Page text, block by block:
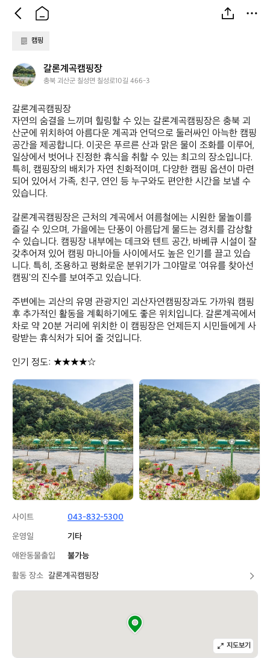
캠핑
갈
론
곡
캠
핑
장
갈론계곡캠핑장
충북 괴산군 칠성면 칠성로10길 466-3
갈론계곡캠핑장
자연의 숨결을 느끼며 힐링할 수 있는 갈론계곡캠핑장은 충북 괴
산군에 위치하여 아름다운 계곡과 언덕으로 둘러싸인 아늑한 캠핑
공간을 제공합니다. 이곳은 푸르른 산과 맑은 물이 조화를 이루어,
일상에서 벗어나 진정한 휴식을 취할 수 있는 최고의 장소입니다.
특히, 캠핑장의 배치가 자연 친화적이며, 다양한 캠핑 옵션이 마련
되어 있어서 가족, 친구, 연인 등 누구와도 편안한 시간을 보낼 수
있습니다.
갈론계곡캠핑장은 근처의 계곡에서 여름철에는 시원한 물놀이를
즐길 수 있으며, 가을에는 단풍이 아름답게 물드는 경치를 감상할
수 있습니다. 캠핑장 내부에는 데크와 텐트 공간, 바베큐 시설이 잘
갖추어져 있어 캠핑 마니아들 사이에서도 높은 인기를 끌고 있습
니다. 특히, 조용하고 평화로운 분위기가 그야말로 '여유를 찾아선
캠핑'의 진수를 보여주고 있습니다.
주변에는 괴산의 유명 관광지인 괴산자연캠핑장과도 가까워 캠핑
후 추가적인 활동을 계획하기에도 좋은 위치입니다. 갈론계곡에서
차로 약 20분 거리에 위치한 이 캠핑장은 언제든지 시민들에게 사
랑받는 휴식처가 되어 줄 것입니다.
인기 정도: ★★★★☆
갈
론
계
곡
캠
핑
장
갈
론
계
곡
캠
핑
장
사이트
043-832-5300
운영일
기타
애완동물출입
불가능
활동 장소 갈론계곡캠핑장
지도보기